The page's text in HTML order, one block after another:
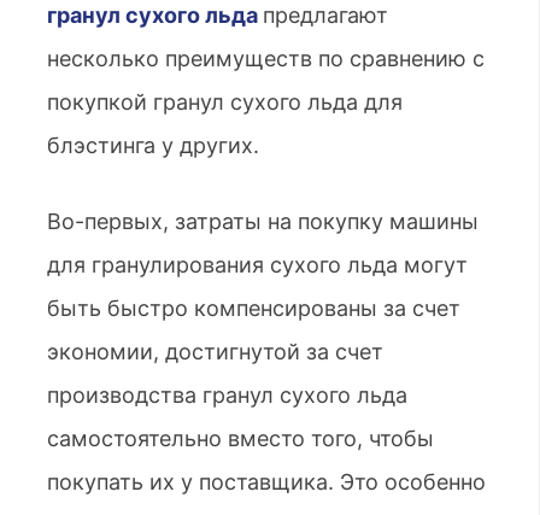
гранул сухого льда предлагают
несколько преимуществ по сравнению с
покупкой гранул сухого льда для
блэстинга у других.
Во-первых, затраты на покупку машины
для гранулирования сухого льда могут
быть быстро компенсированы за счет
экономии, достигнутой за счет
производства гранул сухого льда
самостоятельно вместо того, чтобы
покупать их у поставщика. Это особенно